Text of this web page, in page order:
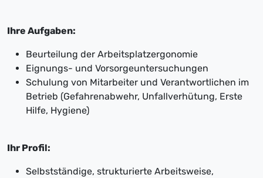
Ihre Aufgaben:
Beurteilung der Arbeitsplatzergonomie
Eignungs- und Vorsorgeuntersuchungen
Schulung von Mitarbeiter und Verantwortlichen im
Betrieb (Gefahrenabwehr, Unfallverhütung, Erste
Hilfe, Hygiene)
Ihr Profil:
Selbstständige, strukturierte Arbeitsweise,